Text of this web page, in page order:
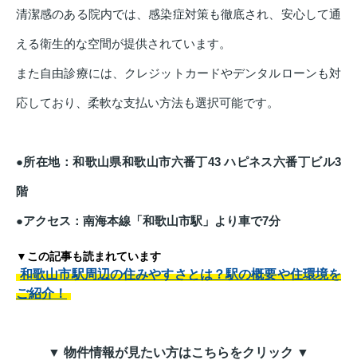
清潔感のある院内では、感染症対策も徹底され、安心して通
える衛生的な空間が提供されています。
また自由診療には、クレジットカードやデンタルローンも対
応しており、柔軟な支払い方法も選択可能です。
●所在地：和歌山県和歌山市六番丁43 ハピネス六番丁ビル3
階
●アクセス：南海本線「和歌山市駅」より車で7分
▼この記事も読まれています
和歌山市駅周辺の住みやすさとは？駅の概要や住環境を
ご紹介！
▼ 物件情報が見たい方はこちらをクリック ▼